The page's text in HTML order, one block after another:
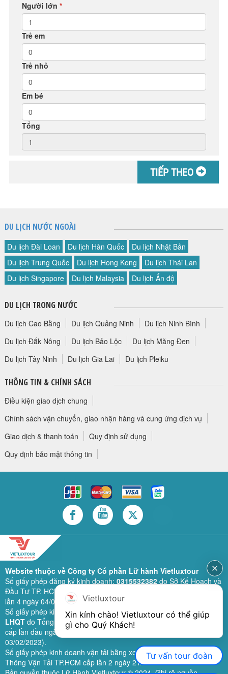
Người lớn *
Trẻ em
Trẻ nhỏ
Em bé
Tổng
TIẾP THEO
DU LỊCH NƯỚC NGOÀI
Du lịch Đài Loan Du lịch Hàn Quốc
Du lịch Nhật Bản
Du lịch Trung Quốc
Du lịch Hong Kong
Du lịch Thái Lan
Du lịch Singapore
Du lịch Malaysia Du lịch Ấn độ
DU LỊCH TRONG NƯỚC
Du lịch Cao Bằng Du lịch Quảng Ninh
Du lịch Ninh Bình
Du lịch Đắk Nông
Du lịch Bảo Lộc
Du lịch Măng Đen
Du lịch Tây Ninh
Du lịch Gia Lai Du lịch Pleiku
THÔNG TIN & CHÍNH SÁCH
Điều kiện giao dịch chung
Chính sách vận chuyển, giao nhận hàng và cung ứng dịch vụ
Giao dịch & thanh toán
Quy định sử dụng
Quy định bảo mật thông tin
Website thuộc về Công ty Cổ phần Lữ hành Vietluxtour
Số giấy phép đăng ký kinh doanh: 0315532382do Sở Kế Hoạch và
Đầu Tư TP. HCM cấp lần đầu ngày 28/02/2019 (sửa đổi bổ sung
lần 4 ngày 04/06/2024).
Số giấy phép kinh doanh lữ hành quốc tế:79-1111/2019/TCDL-GP
LHQTdo Tổng Cục Du Lịch (nay là Cục Du lịch quốc gia Việt Nam)
cấp lần đầu ngày 26/09/2019 (sửa đổi, bổ sung lần 3 ngày
03/02/2023).
Số giấy phép kinh doanh vận tải bằng xe ô tô:11924do Sở Giao
Thông Vận Tải TP.HCM cấp lần 2 ngày 21/02/2023.
Vietluxtour
Xin kính chào! Vietluxtour có thể giúp
gì cho Quý Khách!
Tư vấn tour đoàn